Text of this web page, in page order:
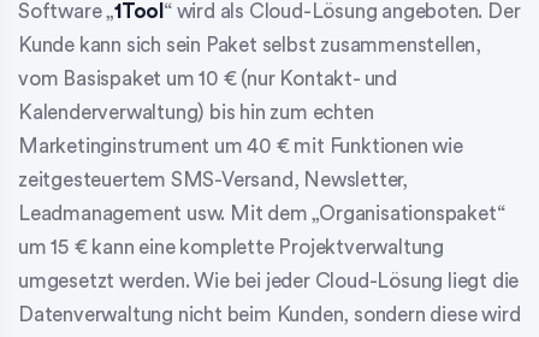
Software „1Tool “ wird als Cloud-Lösung angeboten. Der
Kunde kann sich sein Paket selbst zusammenstellen,
vom Basispaket um 10 € (nur Kontakt- und
Kalenderverwaltung) bis hin zum echten
Marketinginstrument um 40 € mit Funktionen wie
zeitgesteuertem SMS-Versand, Newsletter,
Leadmanagement usw. Mit dem „Organisationspaket“
um 15 € kann eine komplette Projektverwaltung
umgesetzt werden. Wie bei jeder Cloud-Lösung liegt die
Datenverwaltung nicht beim Kunden, sondern diese wird